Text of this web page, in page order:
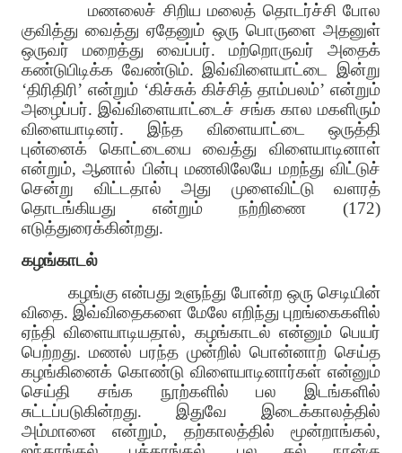
மணலைச் சிறிய மலைத் தொடர்ச்சி போல
குவித்து வைத்து ஏதேனும் ஒரு பொருளை அதனுள்
ஒருவர் மறைத்து வைப்பர். மற்றொருவர் அதைக்
கண்டுபிடிக்க வேண்டும். இவ்விளையாட்டை இன்று
‘திரிதிரி’ என்றும் ‘கிச்சுக் கிச்சித் தாம்பலம்’ என்றும்
அழைப்பர். இவ்விளையாட்டைச் சங்க கால மகளிரும்
விளையாடினர். இந்த விளையாட்டை ஒருத்தி
புன்னைக் கொட்டையை வைத்து விளையாடினாள்
என்றும், ஆனால் பின்பு மணலிலேயே மறந்து விட்டுச்
சென்று விட்டதால் அது முளைவிட்டு வளரத்
தொடங்கியது என்றும் நற்றிணை (172)
எடுத்துரைக்கின்றது.
கழங்காடல்
கழங்கு என்பது உளுந்து போன்ற ஒரு செடியின்
விதை. இவ்விதைகளை மேலே எறிந்து புறங்கைகளில்
ஏந்தி விளையாடியதால், கழங்காடல் என்னும் பெயர்
பெற்றது. மணல் பரந்த முன்றில் பொன்னாற் செய்த
கழங்கினைக் கொண்டு விளையாடினார்கள் என்னும்
செய்தி சங்க நூற்களில் பல இடங்களில்
சுட்டப்படுகின்றது. இதுவே இடைக்காலத்தில்
அம்மானை என்றும், தற்காலத்தில் மூன்றாங்கல்,